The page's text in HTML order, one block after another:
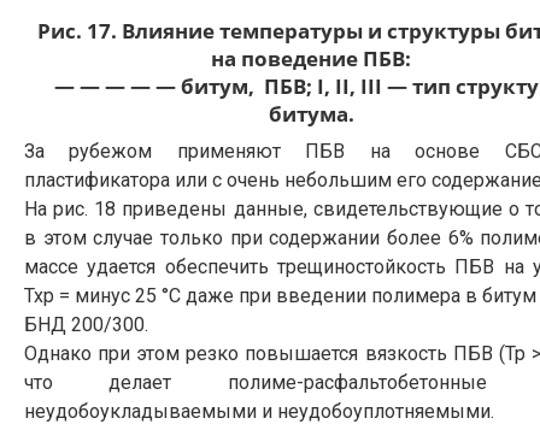
Рис. 17. Влияние температуры и структуры
на поведение ПБВ:
— — — — — битум, ПБВ; I, II, III — тип
битума.
За рубежом применяют ПБВ на основе
пластификатора или с очень небольшим его
На рис. 18 приведены данные, свидетельствующие о
в этом случае только при содержании более 6%
массе удается обеспечить трещиностойкость ПБВ на
Тхр = минус 25 °С даже при введении полимера в
БНД 200/300.
Однако при этом резко повышается вязкость ПБВ (Тр
что делает полиме-расфальтобетонные
неудобоукладываемыми и неудобоуплотняемыми.